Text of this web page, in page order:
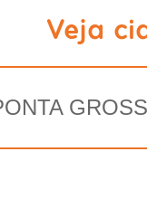
Veja